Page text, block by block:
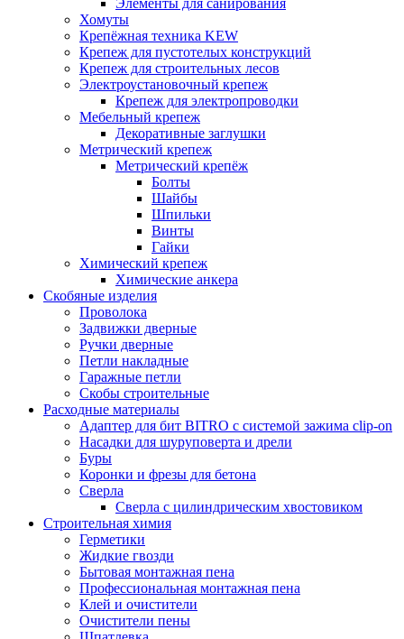
Хомуты
Крепёжная техника KEW
Крепеж для пустотелых конструкций
Крепеж для строительных лесов
Электроустановочный крепеж
Крепеж для электропроводки
Мебельный крепеж
Декоративные заглушки
Метрический крепеж
Метрический крепёж
Болты
Шайбы
Шпильки
Винты
Гайки
Химический крепеж
Химические анкера
Скобяные изделия
Проволока
Задвижки дверные
Ручки дверные
Петли накладные
Гаражные петли
Скобы строительные
Расходные материалы
Адаптер для бит BITRO с системой зажима clip-on
Насадки для шуруповерта и дрели
Буры
Коронки и фрезы для бетона
Сверла
Сверла с цилиндрическим хвостовиком
Строительная химия
Герметики
Жидкие гвозди
Бытовая монтажная пена
Профессиональная монтажная пена
Клей и очистители
Очистители пены